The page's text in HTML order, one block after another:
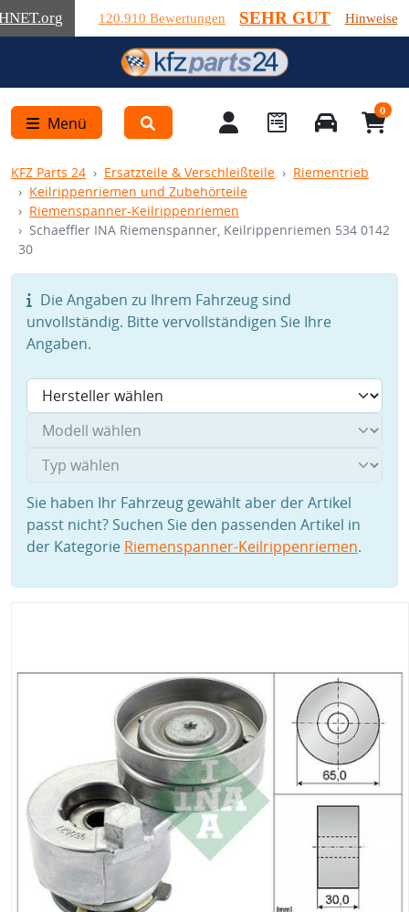
.org 120.910 Bewertungen SEHR GUT Hinweise
Menü
0
KFZ Parts 24 Ersatzteile & Verschleißteile
Riementrieb
Keilrippenriemen und Zubehörteile
Riemenspanner-Keilrippenriemen
Schaeffler INA Riemenspanner, Keilrippenriemen 534 0142
30
Die Angaben zu Ihrem Fahrzeug sind
unvollständig. Bitte vervollständigen Sie Ihre
Angaben.
Sie haben Ihr Fahrzeug gewählt aber der Artikel
passt nicht? Suchen Sie den passenden Artikel in
der Kategorie Riemenspanner-Keilrippenriemen.